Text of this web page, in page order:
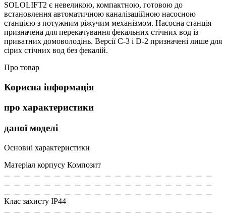
SOLOLIFT2 є невеликою, компактною, готовою до
встановлення автоматичною каналізаційною насосною
станцією з потужним ріжучим механізмом. Насосна станція
призначена для перекачування фекальних стічних вод із
приватних домоволодінь. Версії C-3 і D-2 призначені лише для
сірих стічних вод без фекалій.
Про товар
Корисна інформація
про характеристики
даної моделі
Основні характеристики
Матеріал корпусу Композит
Клас захисту IP44